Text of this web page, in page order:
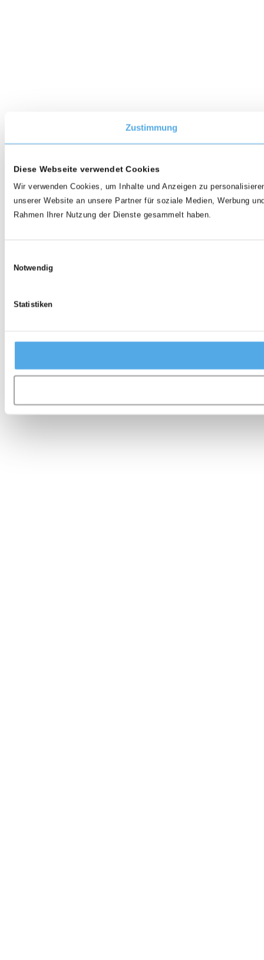
Zustimmung
Diese Webseite verwendet Cookies
Wir verwenden Cookies, um Inhalte und Anzeigen zu
unserer Website an unsere Partner für soziale Medien, Werbung
Rahmen Ihrer Nutzung der Dienste gesammelt haben.
Notwendig
Statistiken